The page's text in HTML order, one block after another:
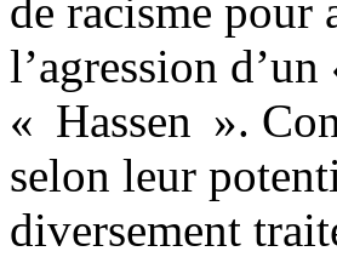
de racisme pour
l’agression
« Hassen ».
selon leur
diversement